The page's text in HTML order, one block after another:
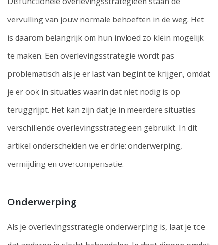
vervulling van jouw normale behoeften in de weg. Het
is daarom belangrijk om hun invloed zo klein mogelijk
te maken. Een overlevingsstrategie wordt pas
problematisch als je er last van begint te krijgen, omdat
je er ook in situaties waarin dat niet nodig is op
teruggrijpt. Het kan zijn dat je in meerdere situaties
verschillende overlevingsstrategieën gebruikt. In dit
artikel onderscheiden we er drie: onderwerping,
vermijding en overcompensatie.
Onderwerping
Als je overlevingsstrategie onderwerping is, laat je toe